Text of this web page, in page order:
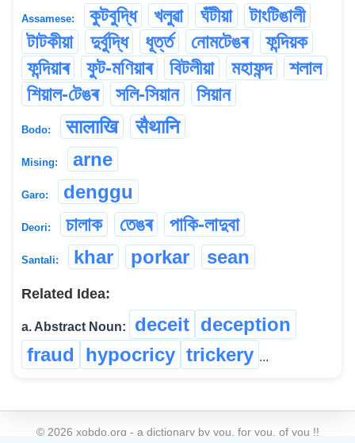
Assamese: কুটবুদ্ধি খলুৱা ঘঁটীয়া
টাংটিঙালী
টাটকীয়া
দুৰ্বুদ্ধি ধূৰ্ত্ত নোমটেঙৰ
ফন্দিয়ক
ফন্দিয়াৰ
ফুট-মণিয়াৰ বিটলীয়া মহাফন্দ
শলাল
শিয়াল-টেঙৰ
সলি-সিয়ান সিয়ান
Bodo: सालाखि सैथानि
Mising: arne
Garo: denggu
Deori: চালাক তেঙৰ পাকি-লাদুবা
Santali: khar porkar sean
Related Idea:
a. Abstract Noun: deceit deception
fraud
hypocricy trickery ...
© 2026 xobdo.org - a dictionary by you, for you, of you !!